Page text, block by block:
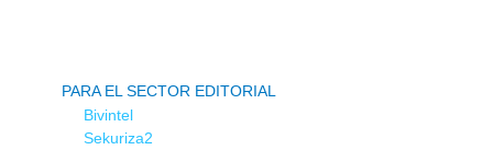
PARA EL SECTOR EDITORIAL
Bivintel
Sekuriza2